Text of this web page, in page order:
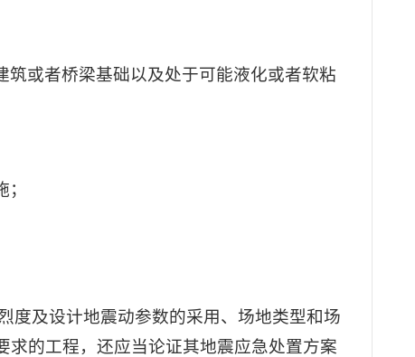
筑或者桥梁基础以及处于可能液化或者软粘
度及设计地震动参数的采用、场地类型和场
的工程，还应当论证其地震应急处置方案